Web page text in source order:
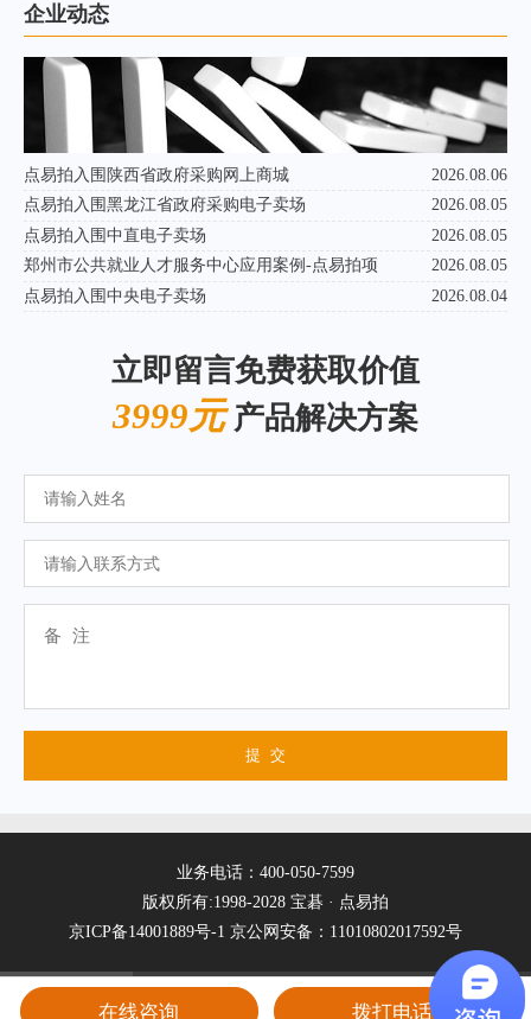
企业动态
点易拍入围陕西省政府采购网上商城
2026.08.06
点易拍入围黑龙江省政府采购电子卖场
2026.08.05
点易拍入围中直电子卖场
2026.08.05
郑州市公共就业人才服务中心应用案例-点易拍项
2026.08.05
点易拍入围中央电子卖场
2026.08.04
立即留言免费获取价值
3999元产品解决方案
业务电话：400-050-7599
版权所有:1998-2028 宝碁 · 点易拍
京ICP备14001889号-1 京公网安备：11010802017592号
在线咨询 拨打电话